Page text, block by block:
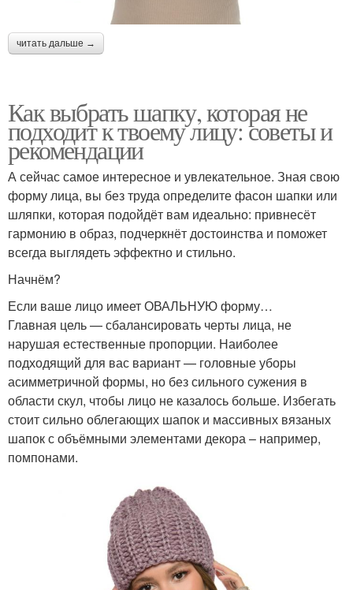
читать дальше →
Как выбрать шапку, которая не
подходит к твоему лицу: советы и
рекомендации
А сейчас самое интересное и увлекательное. Зная свою
форму лица, вы без труда определите фасон шапки или
шляпки, которая подойдёт вам идеально: привнесёт
гармонию в образ, подчеркнёт достоинства и поможет
всегда выглядеть эффектно и стильно.
Начнём?
Если ваше лицо имеет ОВАЛЬНУЮ форму…
Главная цель — сбалансировать черты лица, не
нарушая естественные пропорции. Наиболее
подходящий для вас вариант — головные уборы
асимметричной формы, но без сильного сужения в
области скул, чтобы лицо не казалось больше. Избегать
стоит сильно облегающих шапок и массивных вязаных
шапок с объёмными элементами декора – например,
помпонами.